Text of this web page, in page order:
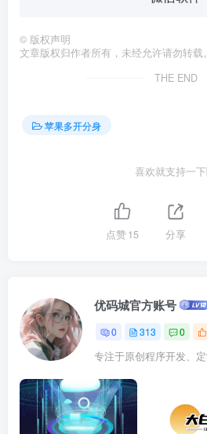
© 版权声明
文章版权归作者所有，未经允许请勿转载。
THE END
苹果多开分身
喜欢就支持一
点赞15 分享
优码城官方账号
0 313 0